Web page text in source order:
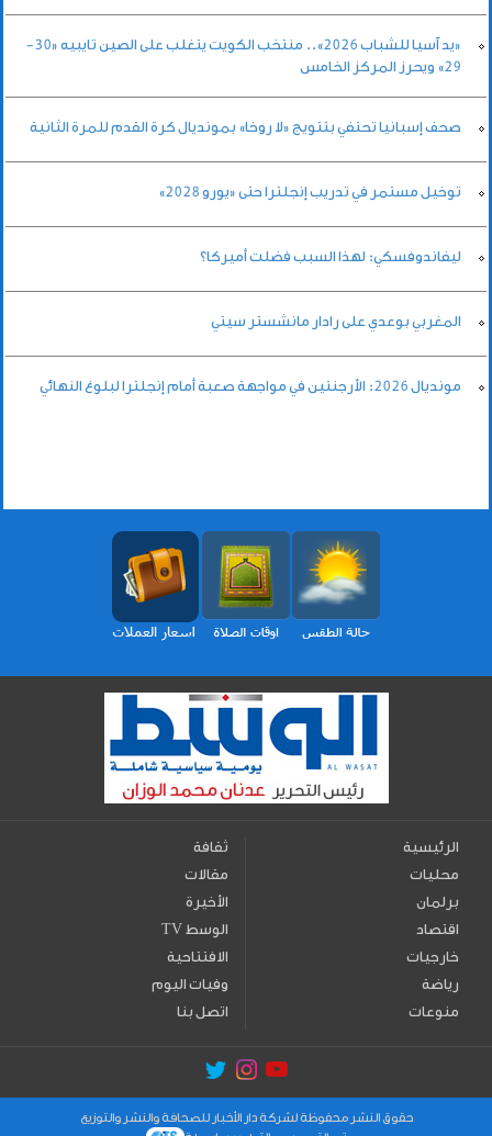
«يد آسيا للشباب 2026».. منتخب الكويت يتغلب على الصين تايبيه «30-
29» ويحرز المركز الخامس
صحف إسبانيا تحتفي بتتويج «لا روخا» بمونديال كرة القدم للمرة الثانية
توخيل مستمر في تدريب إنجلترا حتى «يورو 2028»
ليفاندوفسكي: لهذا السبب فضلت أميركا؟
المغربي بوعدي على رادار مانشستر سيتي
مونديال 2026: الأرجنتين في مواجهة صعبة أمام إنجلترا لبلوغ النهائي
الرئيسية
محليات
برلمان
اقتصاد
خارجيات
رياضة
منوعات
ثقافة
مقالات
الأخيرة
TV الوسط
الافتتاحية
وفيات اليوم
اتصل بنا
حقوق النشر محفوظة لشركة دار الأخبار للصحافة والنشر والتوزيع